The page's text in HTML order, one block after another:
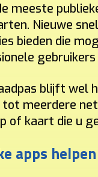
meeste
Nieuwe
bieden die
blijft wel
meerdere
of kaart die u
apps